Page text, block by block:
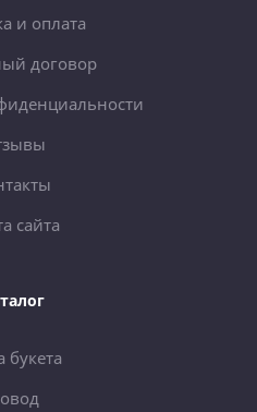
и оплата
договор
сайта
букета